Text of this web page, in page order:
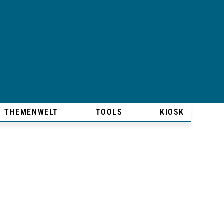
THEMENWELT TOOLS KIOSK